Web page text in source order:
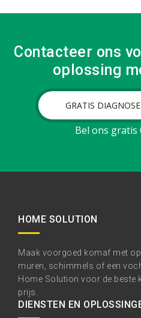
Contacteer ons
oplossing
GRATIS
Bel ons gratis
HOME SOLUTION
Maak voorgoed komaf met
muren, schimmels of een
Home Solution voor de beste
prijs.
DIENSTEN EN